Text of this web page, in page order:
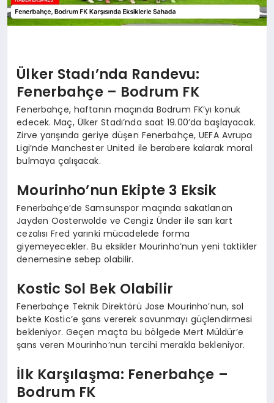
Ülker Stadı’nda Randevu:
Fenerbahçe – Bodrum FK
Fenerbahçe, haftanın maçında Bodrum FK’yı konuk
edecek. Maç, Ülker Stadı’nda saat 19.00’da başlayacak.
Zirve yarışında geriye düşen Fenerbahçe, UEFA Avrupa
Ligi’nde Manchester United ile berabere kalarak moral
bulmaya çalışacak.
Mourinho’nun Ekipte 3 Eksik
Fenerbahçe’de Samsunspor maçında sakatlanan
Jayden Oosterwolde ve Cengiz Ünder ile sarı kart
cezalısı Fred yarınki mücadelede forma
giyemeyecekler. Bu eksikler Mourinho’nun yeni taktikler
denemesine sebep olabilir.
Kostic Sol Bek Olabilir
Fenerbahçe Teknik Direktörü Jose Mourinho’nun, sol
bekte Kostic’e şans vererek savunmayı güçlendirmesi
bekleniyor. Geçen maçta bu bölgede Mert Müldür’e
şans veren Mourinho’nun tercihi merakla bekleniyor.
İlk Karşılaşma: Fenerbahçe –
Bodrum FK